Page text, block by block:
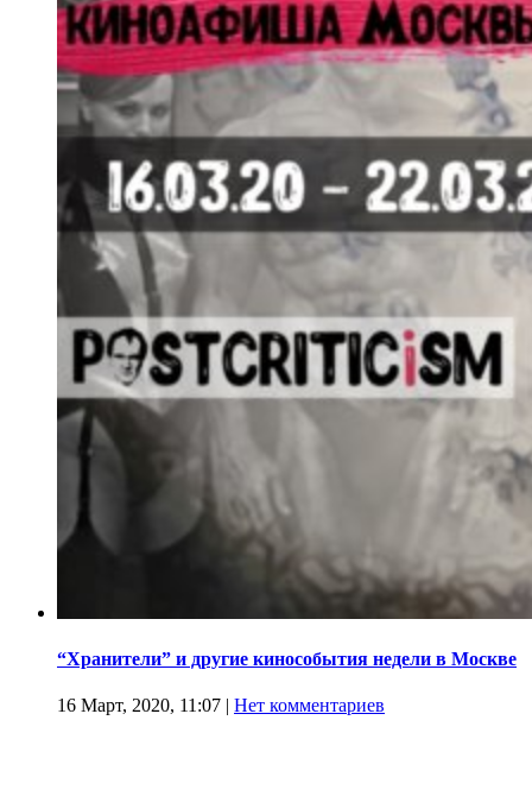
“Хранители” и другие кинособытия недели в Москве
16 Март, 2020, 11:07 | Нет комментариев